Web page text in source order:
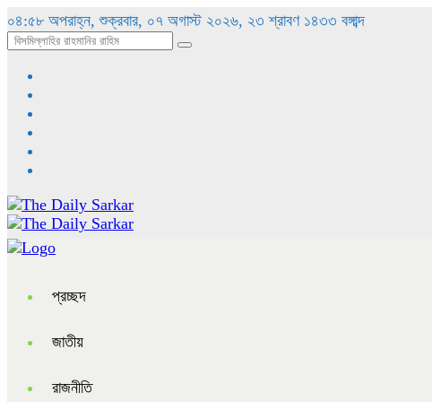
০৪:৫৮ অপরাহ্ন, শুক্রবার, ০৭ অগাস্ট ২০২৬, ২৩ শ্রাবণ ১৪৩৩ বঙ্গাব্দ
প্রচ্ছদ
জাতীয়
রাজনীতি